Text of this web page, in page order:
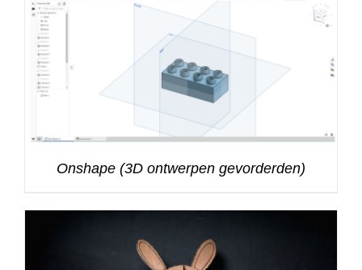
Onshape (3D ontwerpen gevorderden)